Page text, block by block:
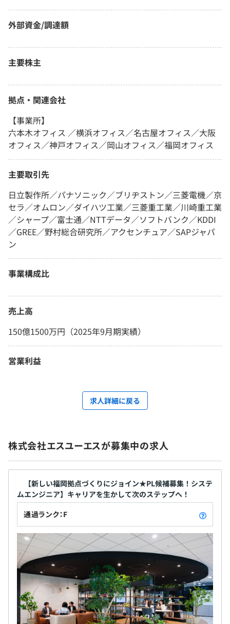
外部資金/調達額
主要株主
拠点・関連会社
【事業所】
六本木オフィス ／横浜オフィス／名古屋オフィス／大阪
オフィス／神戸オフィス／岡山オフィス／福岡オフィス
主要取引先
日立製作所／パナソニック／ブリヂストン／三菱電機／京
セラ／オムロン／ダイハツ工業／三菱重工業／川崎重工業
／シャープ／富士通／NTTデータ／ソフトバンク／KDDI
／GREE／野村総合研究所／アクセンチュア／SAPジャパ
ン
事業構成比
売上高
150億1500万円（2025年9月期実績）
営業利益
求人詳細に戻る
株式会社エスユーエスが募集中の求人
【新しい福岡拠点づくりにジョイン★PL候補募集！システ
ムエンジニア】キャリアを生かして次のステップへ！
通過ランク：F